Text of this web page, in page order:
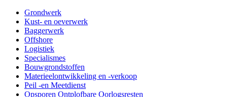
Grondwerk
Kust- en oeverwerk
Baggerwerk
Offshore
Logistiek
Specialismes
Bouwgrondstoffen
Materieelontwikkeling en -verkoop
Peil -en Meetdienst
Opsporen Ontplofbare Oorlogsresten